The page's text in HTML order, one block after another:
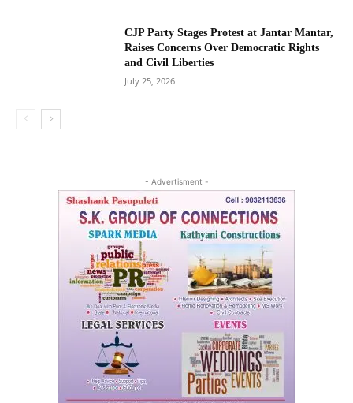
CJP Party Stages Protest at Jantar Mantar,
Raises Concerns Over Democratic Rights
and Civil Liberties
July 25, 2026
- Advertisment -